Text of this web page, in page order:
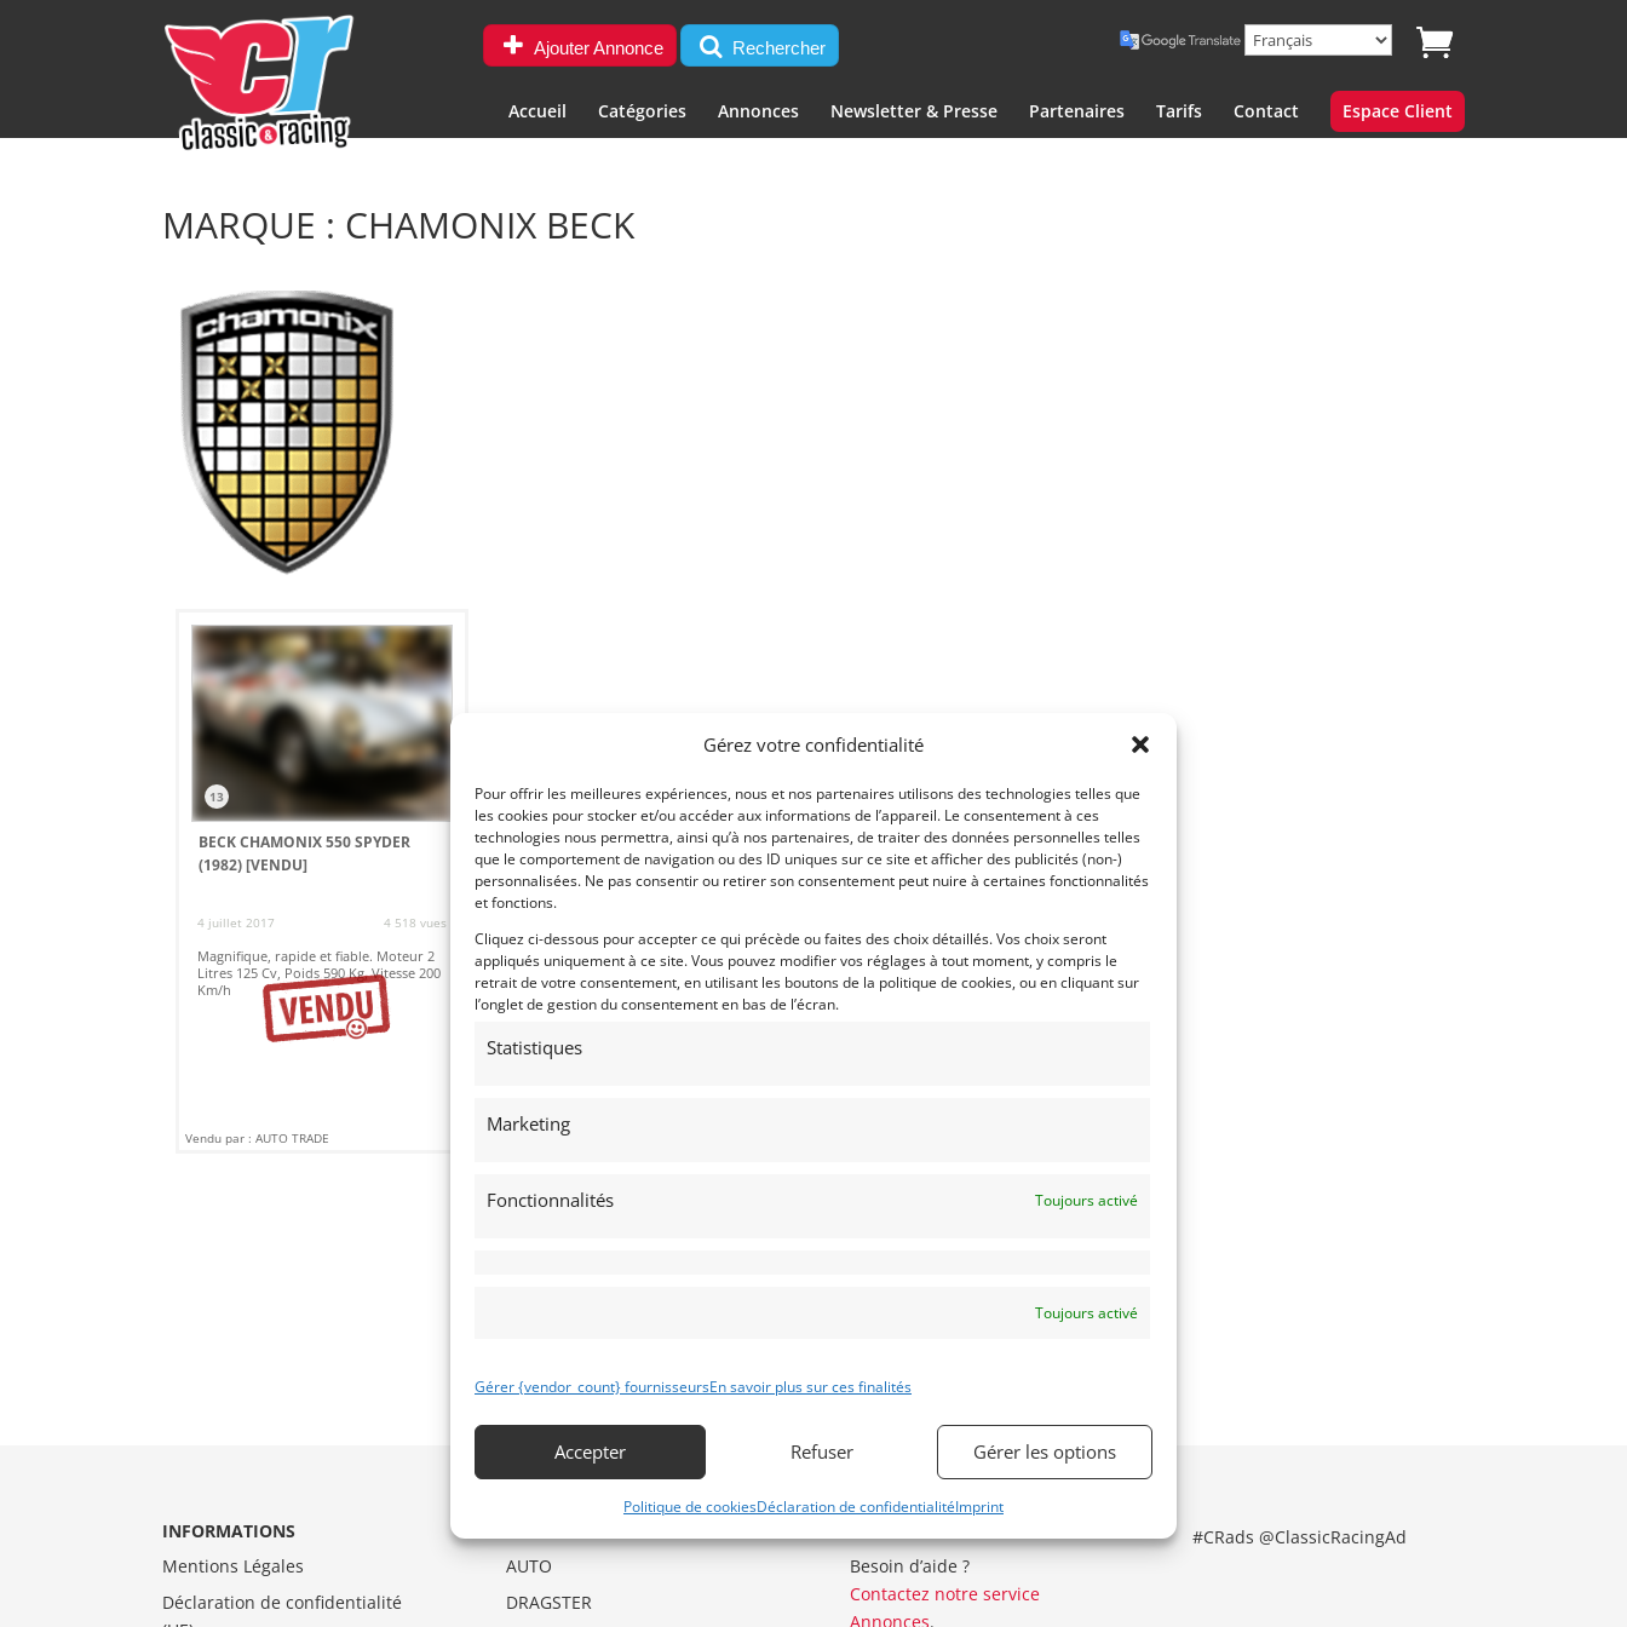
Gérez votre confidentialité
Pour offrir les meilleures expériences, nous et nos partenaires utilisons des technologies telles que
les cookies pour stocker et/ou accéder aux informations de l’appareil. Le consentement à ces
technologies nous permettra, ainsi qu’à nos partenaires, de traiter des données personnelles telles
que le comportement de navigation ou des ID uniques sur ce site et afficher des publicités (non-)
personnalisées. Ne pas consentir ou retirer son consentement peut nuire à certaines fonctionnalités
et fonctions.
Cliquez ci-dessous pour accepter ce qui précède ou faites des choix détaillés. Vos choix seront
appliqués uniquement à ce site. Vous pouvez modifier vos réglages à tout moment, y compris le
retrait de votre consentement, en utilisant les boutons de la politique de cookies, ou en cliquant sur
l’onglet de gestion du consentement en bas de l’écran.
Statistiques
Marketing
Fonctionnalités Toujours activé
Toujours activé
Gérer {vendor_count} fournisseursEn savoir plus sur ces finalités
Accepter Refuser Gérer les options
Politique de cookiesDéclaration de confidentialitéImprint
Ajouter Annonce Rechercher
Accueil Catégories Annonces Newsletter & Presse Partenaires Tarifs Contact Espace Client
MARQUE : CHAMONIX BECK
13
BECK CHAMONIX 550 SPYDER
(1982)[VENDU]
4 juillet 2017 4 518 vues
Magnifique, rapide et fiable. Moteur 2
Litres 125 Cv, Poids 590 Kg, Vitesse 200
Km/h
Vendu par : AUTO TRADE
INFORMATIONS
Mentions Légales
Déclaration de confidentialité
AUTO
DRAGSTER
Besoin d’aide ?
Contactez notre service
Annonces.
#CRads @ClassicRacingAd